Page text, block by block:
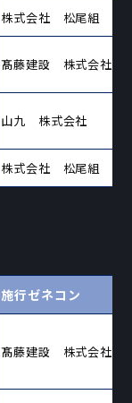
株式会社 松尾組
髙藤建設 株式会社
山九 株式会社
株式会社 松尾組
施行ゼネコン
髙藤建設 株式会社